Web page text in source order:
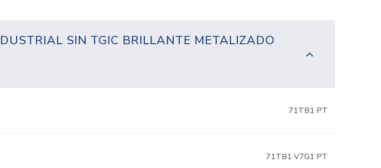
SIN TGIC BRILLANTE METALIZADO
71TB1 PT
71TB1 V7G1 PT